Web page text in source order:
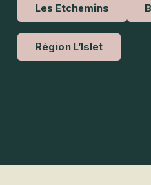
Les Etchemins
Région L’Islet